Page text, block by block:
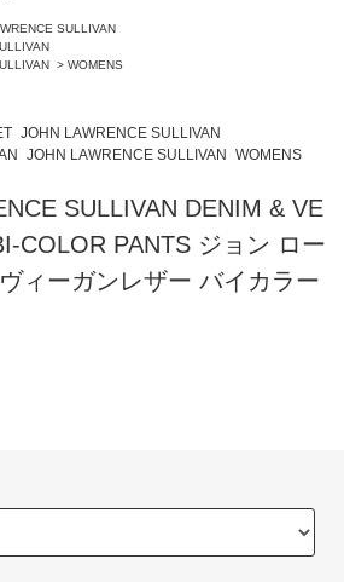
SULLIVAN
> WOMENS
JOHN LAWRENCE SULLIVAN
JOHN LAWRENCE SULLIVAN WOMENS
SULLIVAN DENIM & VE
COLOR PANTS ジョン ロー
ィーガンレザー バイカラー